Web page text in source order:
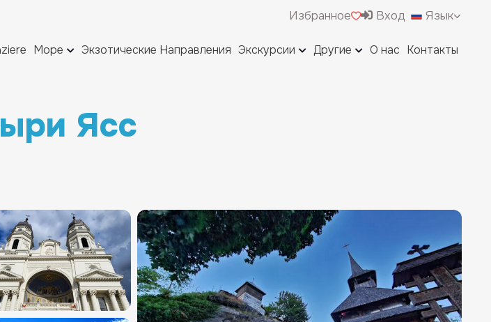
Избранное Вход Язык
Море Экзотические Направления Экскурсии Другие О нас Контакты
Ясс